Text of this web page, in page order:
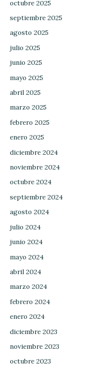
octubre 2025
septiembre 2025
agosto 2025
julio 2025
junio 2025
mayo 2025
abril 2025
marzo 2025
febrero 2025
enero 2025
diciembre 2024
noviembre 2024
octubre 2024
septiembre 2024
agosto 2024
julio 2024
junio 2024
mayo 2024
abril 2024
marzo 2024
febrero 2024
enero 2024
diciembre 2023
noviembre 2023
octubre 2023